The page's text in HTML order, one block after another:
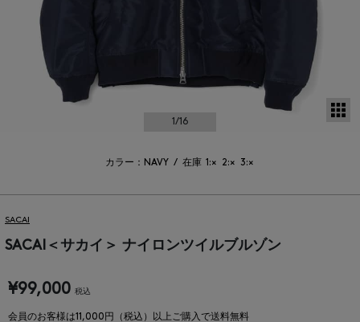
1/16
カラー：NAVY / 在庫 1:× 2:× 3:×
SACAI
SACAI＜サカイ＞ ナイロンツイルブルゾン
¥99,000 税込
会員のお客様は11,000円（税込）以上ご購入で送料無料